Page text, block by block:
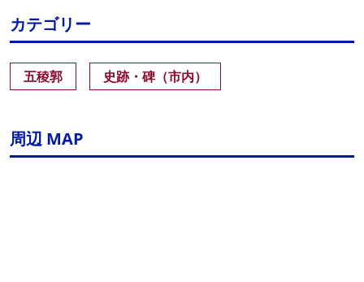
カテゴリー
五稜郭 史跡・碑（市内）
周辺 MAP